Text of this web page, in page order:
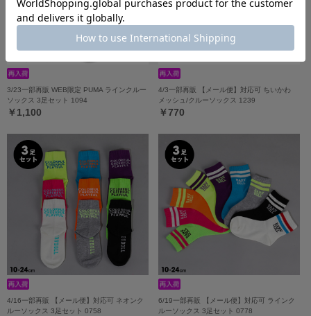
3/23一部再販 WEB限定 PUMA ラインクルー
ソックス 3足セット 1094
￥1,100
4/3一部再販 【メール便】対応可 ちいかわ
メッシュ/クルーソックス 1239
￥770
4/16一部再販 【メール便】対応可 ネオンク
ルーソックス 3足セット 0758
6/19一部再販 【メール便】対応可 ラインク
ルーソックス 3足セット 0778